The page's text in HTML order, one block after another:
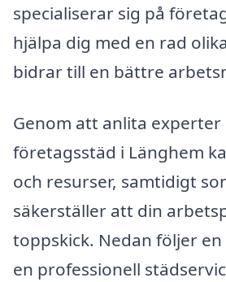
specialiserar sig på
hjälpa dig med en rad
bidrar till en bättre
Genom att anlita experter
företagsstäd i Länghem
och resurser, samtidigt
säkerställer att din
toppskick. Nedan följer
en professionell